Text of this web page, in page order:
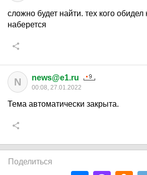
сложно будет найти. тех кого
наберется
N news@e1.ru
00:08, 27.01.2022
Тема автоматически закрыта.
Поделиться